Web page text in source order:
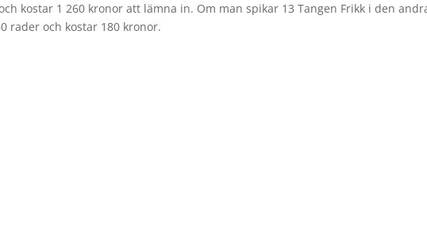
kostar 1 260 kronor att lämna in. Om man spikar 13 Tangen Frikk i den
rader och kostar 180 kronor.